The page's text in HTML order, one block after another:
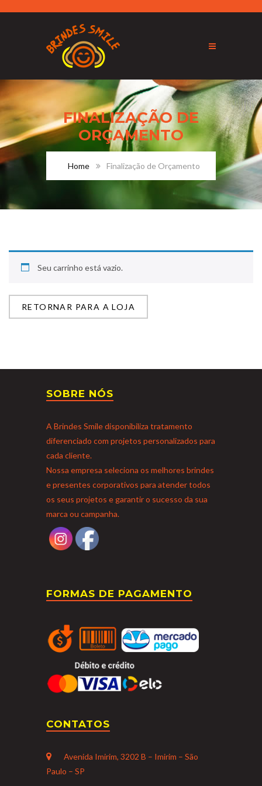
FINALIZAÇÃO DE
ORÇAMENTO
Home Finalização de Orçamento
Seu carrinho está vazio.
RETORNAR PARA A LOJA
SOBRE NÓS
A Brindes Smile disponibiliza tratamento
diferenciado com projetos personalizados para
cada cliente.
Nossa empresa seleciona os melhores brindes
e presentes corporativos para atender todos
os seus projetos e garantir o sucesso da sua
marca ou campanha.
FORMAS DE PAGAMENTO
CONTATOS
Avenida Imirim, 3202 B – Imirim – São
Paulo – SP